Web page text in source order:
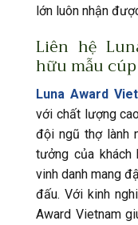
lớn luôn nhận
Liên hệ
hữu mẫu
Luna Award
với chất lượng
đội ngũ thợ lành
tưởng của khách
vinh danh mang
đấu. Với kinh
Award Vietnam